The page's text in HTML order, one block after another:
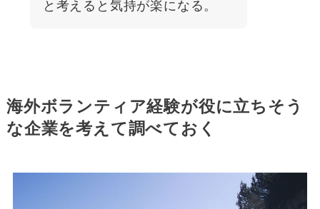
と考えると気持が楽になる。
海外ボランティア経験が役に立ちそう
な企業を考えて調べておく